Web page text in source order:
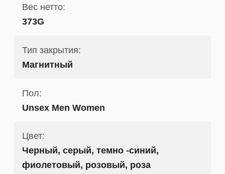
Вес нетто:
373G
Тип закрытия:
Магнитный
Пол:
Unsex Men Women
Цвет:
Черный, серый, темно -синий,
фиолетовый, розовый, роза